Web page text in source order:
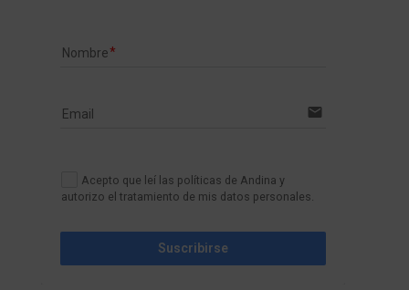
Nombre
Email email
Acepto que leí las políticas de Andina y
autorizo el tratamiento de mis datos personales.
Suscribirse